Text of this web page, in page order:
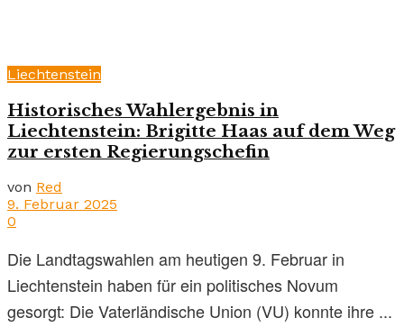
Liechtenstein
Historisches Wahlergebnis in
Liechtenstein: Brigitte Haas auf dem Weg
zur ersten Regierungschefin
von Red
9. Februar 2025
0
Die Landtagswahlen am heutigen 9. Februar in
Liechtenstein haben für ein politisches Novum
gesorgt: Die Vaterländische Union (VU) konnte ihre ...